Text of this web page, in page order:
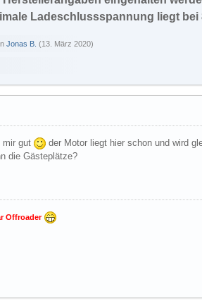
Ladeschlussspannung liegt bei
Jonas B. (13. März 2020)
mir gut
der Motor liegt hier schon und wird
die Gästeplätze?
Offroader